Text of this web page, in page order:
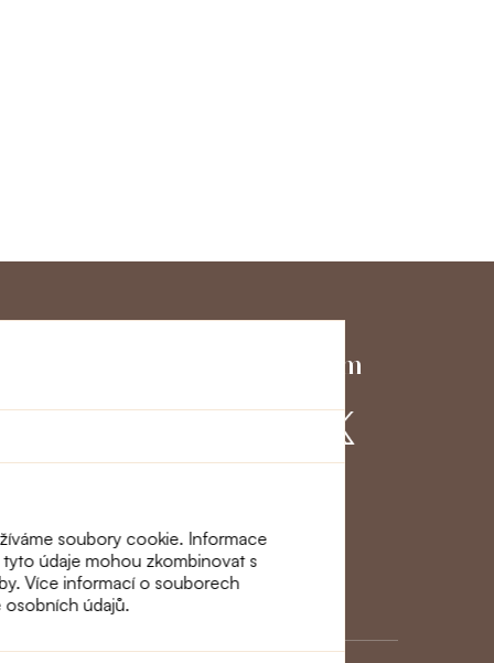
soubory cookie. Informace
tyto údaje mohou zkombinovat s
Více informací o souborech
osobních údajů.
Přidejte se k nám